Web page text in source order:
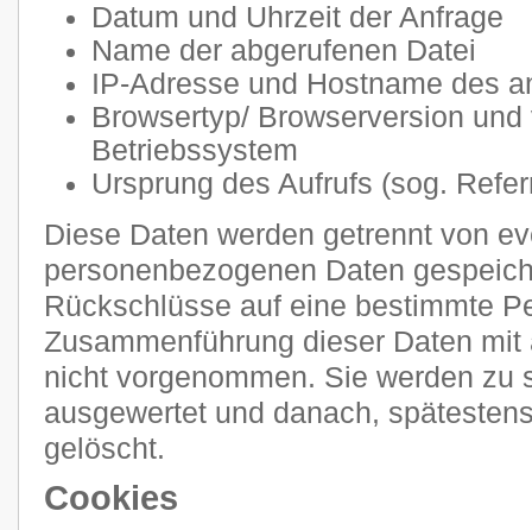
Datum und Uhrzeit der Anfrage
Name der abgerufenen Datei
IP-Adresse und Hostname des
Browsertyp/ Browserversion
Betriebssystem
Ursprung des Aufrufs (sog.
Diese Daten werden getrennt von
personenbezogenen Daten
Rückschlüsse auf eine bestimmte
Zusammenführung dieser Daten
nicht vorgenommen. Sie werden zu
ausgewertet und danach,
gelöscht.
Cookies